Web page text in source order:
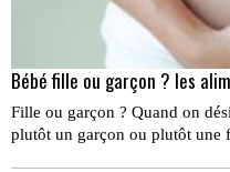
Bébé fille ou garçon ? les
Fille ou garçon ? Quand on
plutôt un garçon ou plutôt